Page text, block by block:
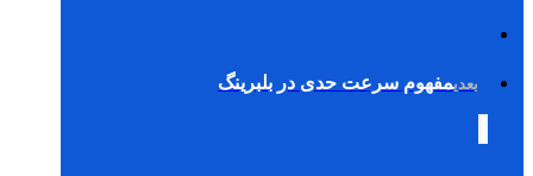
بعدیمفهوم سرعت حدی در بلبرینگ